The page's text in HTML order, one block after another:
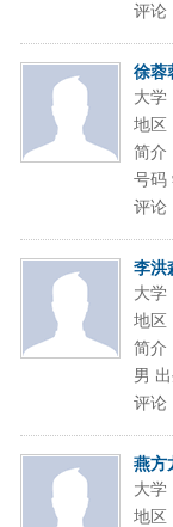
评论
徐蓉
大学
地区
简介
号码
评论
李洪
大学
地区
简介
男
评论
燕方
大学
地区